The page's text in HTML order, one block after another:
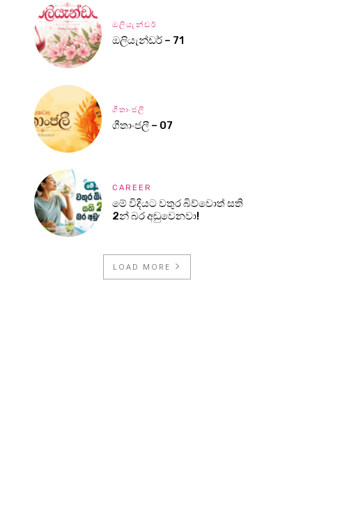
ඔලියැන්ඩර්
ඔලියැන්ඩර් – 71
ගීතාංජලී
ගීතාංජලී – 07
CAREER
මේ විදියට වතුර බිව්වොත් සති
2න් බර අඩුවෙනවා!
LOAD MORE